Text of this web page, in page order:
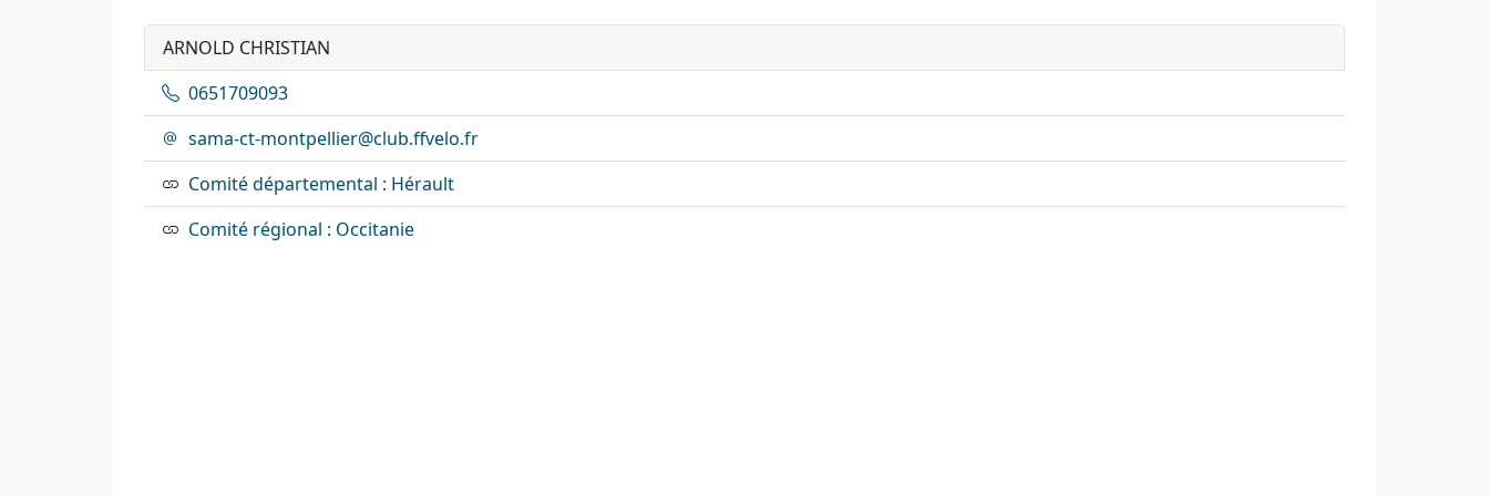
ARNOLD CHRISTIAN
0651709093
sama-ct-montpellier@club.ffvelo.fr
Comité départemental : Hérault
Comité régional : Occitanie